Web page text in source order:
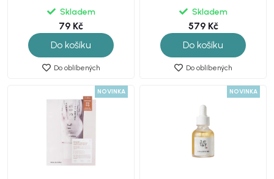
Skladem
79 Kč
Do košíku
Do oblíbených
Skladem
579 Kč
Do košíku
Do oblíbených
NOVINKA NOVINKA